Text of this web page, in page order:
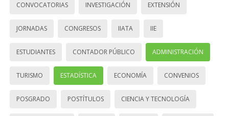
CONVOCATORIAS INVESTIGACIÓN EXTENSIÓN
JORNADAS CONGRESOS IIATA IIE
ESTUDIANTES CONTADOR PÚBLICO ADMINISTRACIÓN
TURISMO ESTADÍSTICA ECONOMÍA CONVENIOS
POSGRADO POSTÍTULOS CIENCIA Y TECNOLOGÍA